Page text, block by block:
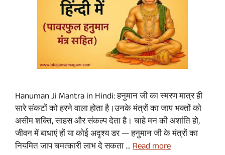
Hanuman Ji Mantra in Hindi: हनुमान जी का स्मरण मात्र ही
सारे संकटों को हरने वाला होता है।उनके मंत्रों का जाप भक्तों को
असीम शक्ति, साहस और संकल्प देता है। चाहे मन की अशांति हो,
जीवन में बाधाएं हों या कोई अदृश्य डर — हनुमान जी के मंत्रों का
नियमित जाप चमत्कारी लाभ दे सकता …Read more